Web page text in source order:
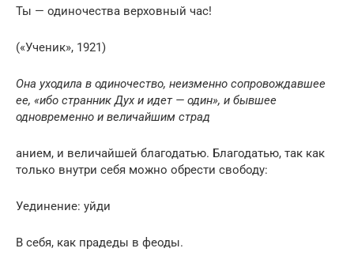
Ты — одиночества верховный час!
(«Ученик», 1921)
Она уходила в одиночество, неизменно сопровождавшее
ее, «ибо странник Дух и идет — один», и бывшее
одновременно и величайшим страд
анием, и величайшей благодатью. Благодатью, так как
только внутри себя можно обрести свободу:
Уединение: уйди
В себя, как прадеды в феоды.